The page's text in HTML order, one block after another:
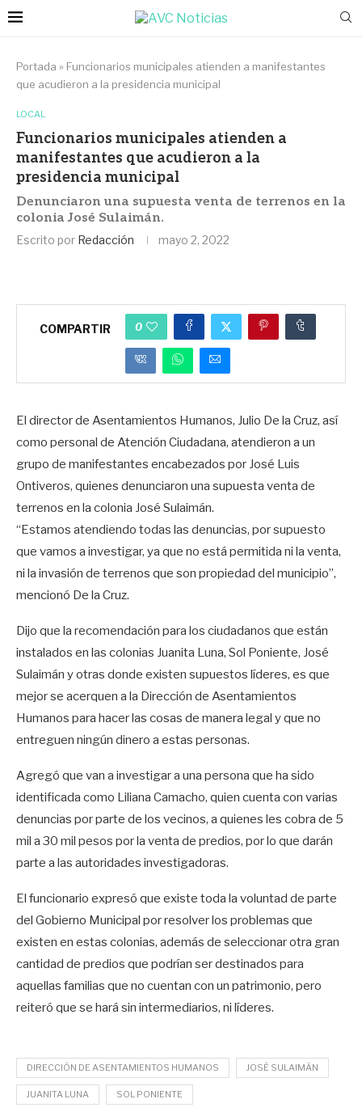
Portada » Funcionarios municipales atienden a manifestantes
que acudieron a la presidencia municipal
LOCAL
Funcionarios municipales atienden a
manifestantes que acudieron a la
presidencia municipal
Denunciaron una supuesta venta de terrenos en la
colonia José Sulaimán.
Escrito por Redacción mayo 2, 2022
COMPARTIR 0
El director de Asentamientos Humanos, Julio De la Cruz, así
como personal de Atención Ciudadana, atendieron a un
grupo de manifestantes encabezados por José Luis
Ontiveros, quienes denunciaron una supuesta venta de
terrenos en la colonia José Sulaimán.
“Estamos atendiendo todas las denuncias, por supuesto
que vamos a investigar, ya que no está permitida ni la venta,
ni la invasión de terrenos que son propiedad del municipio”,
mencionó De la Cruz.
Dijo que la recomendación para los ciudadanos que están
instalados en las colonias Juanita Luna, Sol Poniente, José
Sulaimán y otras donde existen supuestos líderes, es que
mejor se acerquen a la Dirección de Asentamientos
Humanos para hacer las cosas de manera legal y que no
entreguen ningún dinero a estas personas.
Agregó que van a investigar a una persona que ha sido
identificada como Liliana Camacho, quien cuenta con varias
denuncias por parte de los vecinos, a quienes les cobra de 5
mil a 30 mil pesos por la venta de predios, por lo que darán
parte a las autoridades investigadoras.
El funcionario expresó que existe toda la voluntad de parte
del Gobierno Municipal por resolver los problemas que
existen en estas colonias, además de seleccionar otra gran
cantidad de predios que podrían ser destinados para
aquellas familias que no cuentan con un patrimonio, pero
reiteró que se hará sin intermediarios, ni líderes.
DIRECCIÓN DE ASENTAMIENTOS HUMANOS JOSÉ SULAIMÁN
JUANITA LUNA SOL PONIENTE